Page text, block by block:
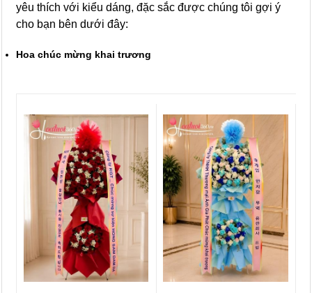
yêu thích với kiểu dáng, đặc sắc được chúng tôi gợi ý
cho bạn bên dưới đây:
Hoa chúc mừng khai trương